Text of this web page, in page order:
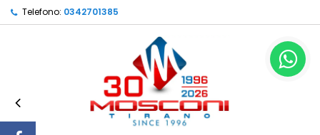
Telefono: 0342701385
Le mie liste di desideri ×
Crea lista dei desideri ×
Nome lista dei desideri
Accedi ×
Devi avere effettuato l'accesso per salvare dei
prodotti nella tua lista dei desideri.
Annulla